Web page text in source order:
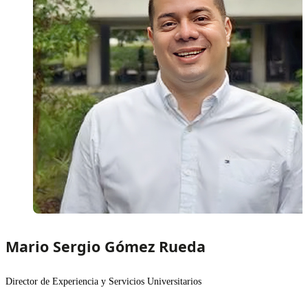
Mario Sergio Gómez Rueda
Director de Experiencia y Servicios Universitarios